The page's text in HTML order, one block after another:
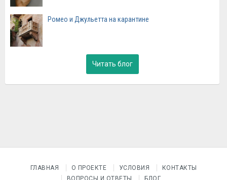
Ромео и Джульетта на карантине
Читать блог
ГЛАВНАЯ О ПРОЕКТЕ УСЛОВИЯ
КОНТАКТЫ
ВОПРОСЫ И ОТВЕТЫ
БЛОГ